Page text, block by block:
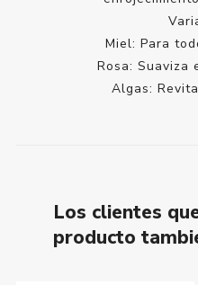
Miel: Para
Rosa: Suaviza
Algas:
Los clientes
producto